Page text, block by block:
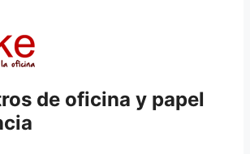
de oficina y papel